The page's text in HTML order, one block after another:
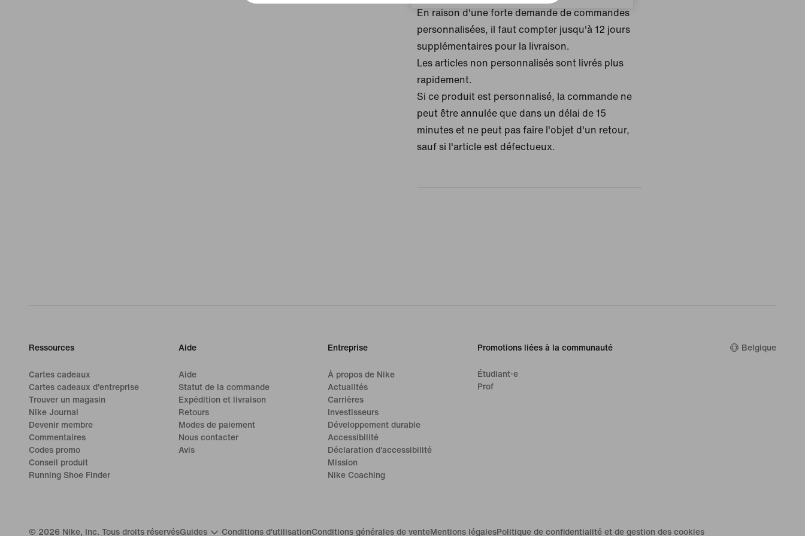
En raison d'une forte demande de commandes
personnalisées, il faut compter jusqu'à 12 jours
supplémentaires pour la livraison.
Les articles non personnalisés sont livrés plus
rapidement.
Si ce produit est personnalisé, la commande ne
peut être annulée que dans un délai de 15
minutes et ne peut pas faire l'objet d'un retour,
sauf si l'article est défectueux.
Ressources
Cartes cadeaux
Cartes cadeaux d'entreprise
Trouver un magasin
Nike Journal
Devenir membre
Commentaires
Codes promo
Conseil produit
Running Shoe Finder
Aide
Aide
Statut de la commande
Expédition et livraison
Retours
Modes de paiement
Nous contacter
Avis
Entreprise
À propos de Nike
Actualités
Carrières
Investisseurs
Développement durable
Accessibilité
Déclaration d'accessibilité
Mission
Nike Coaching
Promotions liées à la communauté
Étudiant·e
Prof
Belgique
© 2026 Nike, Inc. Tous droits réservésGuides Conditions d'utilisationConditions générales de venteMentions légalesPolitique de confidentialité et de gestion des cookies